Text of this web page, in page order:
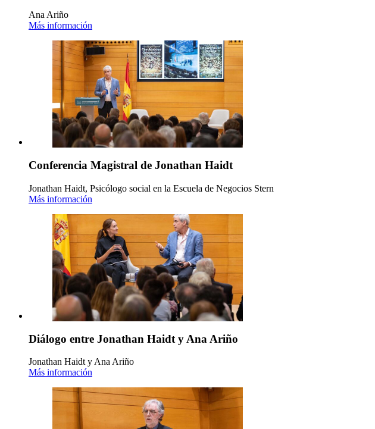
Ana Ariño
Más información
Conferencia Magistral de Jonathan Haidt
Jonathan Haidt, Psicólogo social en la Escuela de Negocios Stern
Más información
Diálogo entre Jonathan Haidt y Ana Ariño
Jonathan Haidt y Ana Ariño
Más información